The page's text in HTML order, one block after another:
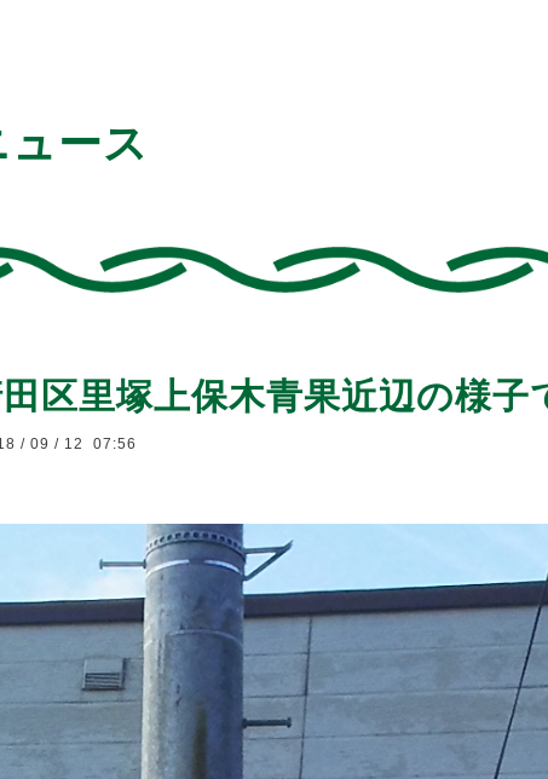
ュース
区里塚上保木青果近辺の様子
/ 09 / 12 07:56